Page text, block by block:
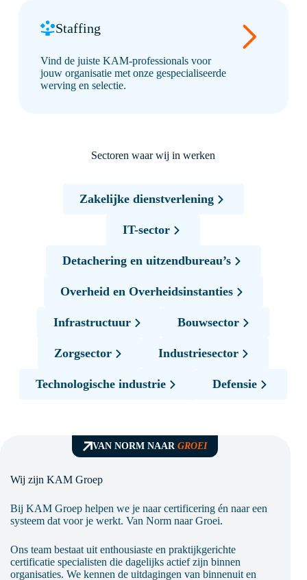
Staffing
Vind de juiste KAM-professionals voor
jouw organisatie met onze gespecialiseerde
werving en selectie.
Sectoren waar wij in werken
Zakelijke dienstverlening
IT-sector
Detachering en uitzendbureau’s
Overheid en Overheidsinstanties
Infrastructuur Bouwsector
Zorgsector Industriesector
Technologische industrie Defensie
VAN NORM NAARGROEI
Wij zijn KAM Groep
Bij KAM Groep helpen we je naar certificering én naar een
systeem dat voor je werkt. Van Norm naar Groei.
Ons team bestaat uit enthousiaste en praktijkgerichte
certificatie specialisten die dagelijks actief zijn binnen
organisaties. We kennen de uitdagingen van binnenuit en